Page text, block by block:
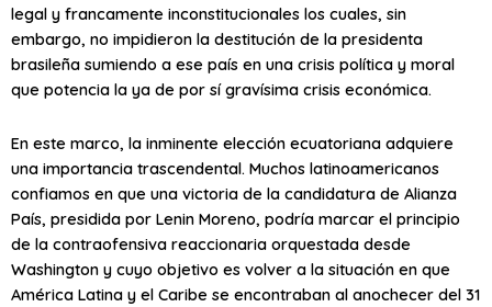
legal y francamente inconstitucionales los cuales, sin
embargo, no impidieron la destitución de la presidenta
brasileña sumiendo a ese país en una crisis política y moral
que potencia la ya de por sí gravísima crisis económica.
En este marco, la inminente elección ecuatoriana adquiere
una importancia trascendental. Muchos latinoamericanos
confiamos en que una victoria de la candidatura de Alianza
País, presidida por Lenin Moreno, podría marcar el principio
de la contraofensiva reaccionaria orquestada desde
Washington y cuyo objetivo es volver a la situación en que
América Latina y el Caribe se encontraban al anochecer del 31